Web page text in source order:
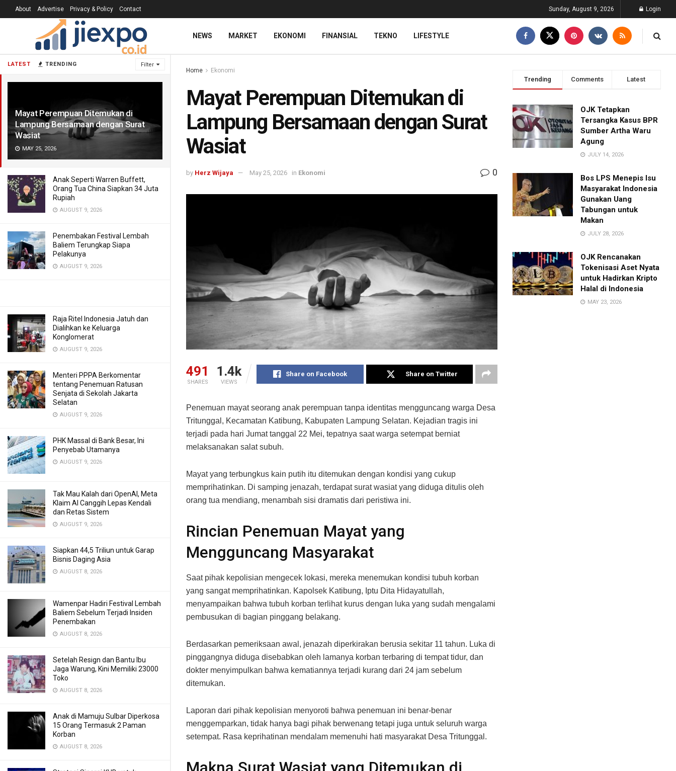
LATEST TRENDING Filter
Mayat Perempuan Ditemukan di
Lampung Bersamaan dengan Surat
Wasiat
MAY 25, 2026
Anak Seperti Warren Buffett,
Orang Tua China Siapkan 34 Juta
Rupiah
AUGUST 9, 2026
Penembakan Festival Lembah
Baliem Terungkap Siapa
Pelakunya
AUGUST 9, 2026
Raja Ritel Indonesia Jatuh dan
Dialihkan ke Keluarga
Konglomerat
AUGUST 9, 2026
Menteri PPPA Berkomentar
tentang Penemuan Ratusan
Senjata di Sekolah Jakarta
Selatan
AUGUST 9, 2026
PHK Massal di Bank Besar, Ini
Penyebab Utamanya
AUGUST 9, 2026
Tak Mau Kalah dari OpenAI, Meta
Klaim AI Canggih Lepas Kendali
dan Retas Sistem
AUGUST 9, 2026
Siapkan 44,5 Triliun untuk Garap
Bisnis Daging Asia
AUGUST 8, 2026
Wamenpar Hadiri Festival Lembah
Baliem Sebelum Terjadi Insiden
Penembakan
AUGUST 8, 2026
Setelah Resign dan Bantu Ibu
Jaga Warung, Kini Memiliki 23000
Toko
AUGUST 8, 2026
Anak di Mamuju Sulbar Diperkosa
15 Orang Termasuk 2 Paman
Korban
AUGUST 8, 2026
About Advertise Privacy & Policy Contact Sunday, August 9, 2026 Login
NEWS MARKET EKONOMI FINANSIAL TEKNO LIFESTYLE
Home Ekonomi
Mayat Perempuan Ditemukan di
Lampung Bersamaan dengan Surat
Wasiat
by Herz Wijaya May 25, 2026 in Ekonomi 0
491
SHARES
1.4k
VIEWS
Share on Facebook Share on Twitter
Penemuan mayat seorang anak perempuan tanpa identitas mengguncang warga Desa
Tritunggal, Kecamatan Katibung, Kabupaten Lampung Selatan. Kejadian tragis ini
terjadi pada hari Jumat tanggal 22 Mei, tepatnya saat warga setempat berniat
melaksanakan salat subuh.
Mayat yang terbungkus kain putih itu ditemukan dengan kondisi yang cukup
memprihatinkan. Di samping jenazah, terdapat surat wasiat yang diduga ditulis oleh
orang tua mendiang, menambah sisi dramatis dari peristiwa ini.
Rincian Penemuan Mayat yang
Mengguncang Masyarakat
Saat pihak kepolisian mengecek lokasi, mereka menemukan kondisi tubuh korban
yang sangat memprihatinkan. Kapolsek Katibung, Iptu Dita Hidayatullah,
menyampaikan bahwa tubuh korban terlihat kurus dengan luka yang sudah mengalami
pembusukan di bagian pinggang belakang.
Berdasarkan pemeriksaan awal, jenazah diperkirakan berusia sekitar 11 tahun. Luka di
pinggangnya diduga disebabkan oleh lamanya korban terbaring di tempat tidur, dan
dokter menyimpulkan bahwa kematiannya terjadi kurang dari 24 jam sebelum
ditemukan.
Laporan dari pihak kepolisian menyoroti bahwa penemuan ini benar-benar
menggemparkan, tidak hanya bagi pihak berwenang tetapi juga untuk seluruh warga
setempat. Rasa keprihatinan mendalam memenuhi hati masyarakat Desa Tritunggal.
Trending Comments Latest
OJK Tetapkan
Tersangka Kasus BPR
Sumber Artha Waru
Agung
JULY 14, 2026
Bos LPS Menepis Isu
Masyarakat Indonesia
Gunakan Uang
Tabungan untuk
Makan
JULY 28, 2026
OJK Rencanakan
Tokenisasi Aset Nyata
untuk Hadirkan Kripto
Halal di Indonesia
MAY 23, 2026